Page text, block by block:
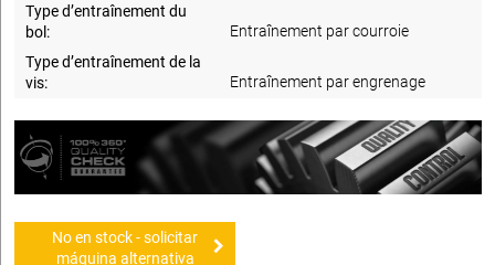
Type d’entraînement du
bol:
Entraînement par courroie
Type d’entraînement de la
vis:
Entraînement par engrenage
No en stock - solicitar
máquina alternativa